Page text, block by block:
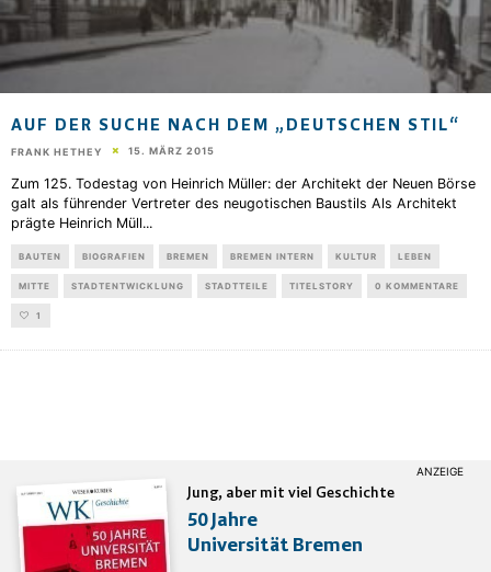
AUF DER SUCHE NACH DEM „DEUTSCHEN STIL“
FRANK HETHEY 15. MÄRZ 2015
Zum 125. Todestag von Heinrich Müller: der Architekt der Neuen Börse
galt als führender Vertreter des neugotischen Baustils Als Architekt
prägte Heinrich Müll...
BAUTEN BIOGRAFIEN BREMEN BREMEN INTERN KULTUR LEBEN
MITTE STADTENTWICKLUNG STADTTEILE TITELSTORY 0 KOMMENTARE
1
Jung, aber mit viel Geschichte
50 Jahre
Universität Bremen